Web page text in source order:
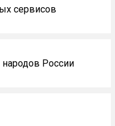
сервисов
России